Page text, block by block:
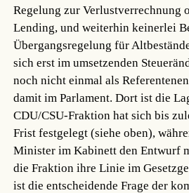
Regelung zur Verlustverrechnung
Lending, und weiterhin keinerlei
Übergangsregelung für
sich erst im umsetzenden
noch nicht einmal als
damit im Parlament. Dort ist die
CDU/CSU-Fraktion hat sich bis
Frist festgelegt (siehe oben),
Minister im Kabinett den Entwurf
die Fraktion ihre Linie im
ist die entscheidende Frage der